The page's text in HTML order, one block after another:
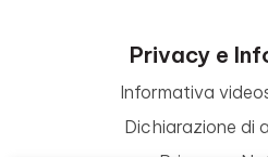
Privacy e
Informativa
Dichiarazione di